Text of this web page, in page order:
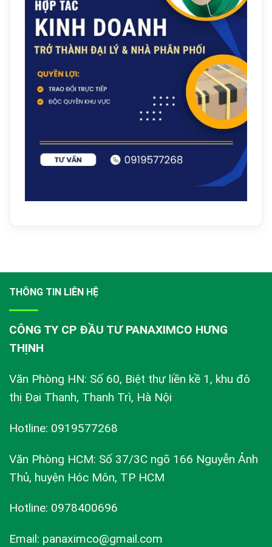
THÔNG TIN LIÊN HỆ
CÔNG TY CP ĐẦU TƯ PANAXIMCO HƯNG
THỊNH
Văn Phòng HN: Số 60, Biệt thự liền kề 1, khu đô
thị Đại Thanh, Thanh Trì, Hà Nội
Hotline: 0919577268
Văn Phòng HCM: Số 37/3C ngõ 166 Nguyễn Ảnh
Thủ, huyện Hóc Môn, TP HCM
Hotline: 0978400696
Email: panaximco@gmail.com